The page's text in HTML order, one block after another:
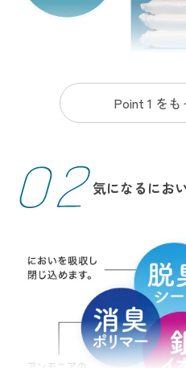
リフレの独自技術を活かした“超
高い吸収性能を両立。
Point 1 をも
気になるにお